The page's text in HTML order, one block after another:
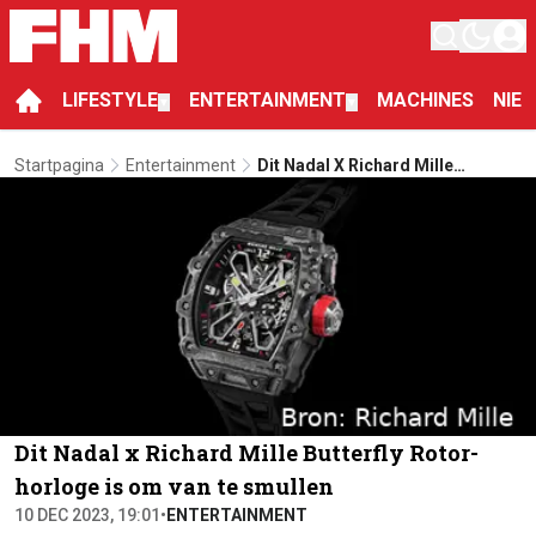
LIFESTYLE ENTERTAINMENT MACHINES
Startpagina Entertainment
Dit Nadal X Richard Mille
Butterfly Rotor-Horloge Is Om
Van Te Smullen
Dit Nadal x Richard Mille Butterfly Rotor-
horloge is om van te smullen
10 DEC 2023, 19:01 • ENTERTAINMENT